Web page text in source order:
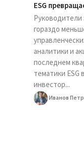
ESG
Руководители
гораздо
аналитики и
последнем
тематики ESG
инвестор...
Иванов Петр